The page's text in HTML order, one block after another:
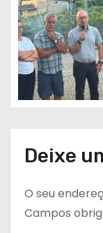
g
o
s
Deixe
O seu
Campos